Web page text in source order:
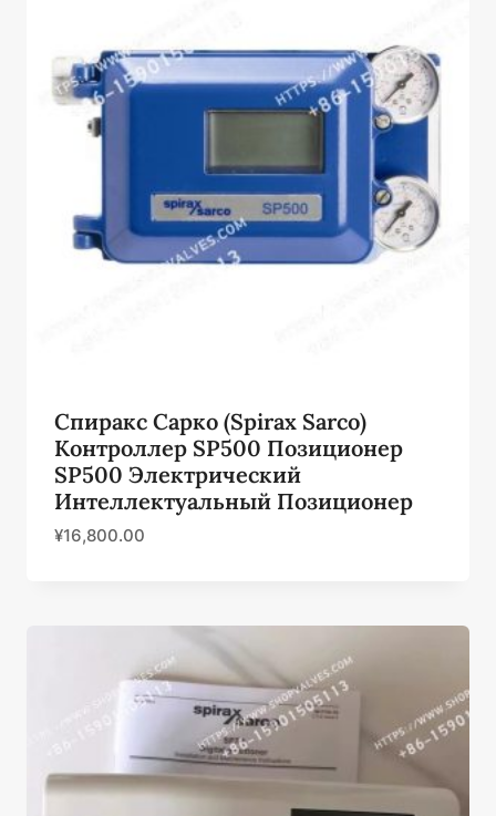
Спиракс Сарко (Spirax Sarco)
Контроллер SP500 Позиционер
SP500 Электрический
Интеллектуальный Позиционер
¥16,800.00